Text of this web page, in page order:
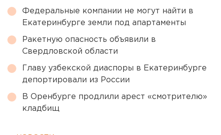
Федеральные компании не могут найти в
Екатеринбурге земли под апартаменты
Ракетную опасность объявили в
Свердловской области
Главу узбекской диаспоры в Екатеринбурге
депортировали из России
В Оренбурге продлили арест «смотрителю»
кладбищ